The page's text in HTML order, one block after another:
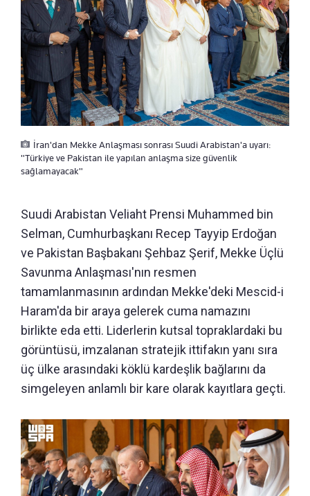
İran'dan Mekke Anlaşması sonrası Suudi Arabistan'a uyarı:
"Türkiye ve Pakistan ile yapılan anlaşma size güvenlik
sağlamayacak"
Suudi Arabistan Veliaht Prensi Muhammed bin
Selman, Cumhurbaşkanı Recep Tayyip Erdoğan
ve Pakistan Başbakanı Şehbaz Şerif, Mekke Üçlü
Savunma Anlaşması'nın resmen
tamamlanmasının ardından Mekke'deki Mescid-i
Haram'da bir araya gelerek cuma namazını
birlikte eda etti. Liderlerin kutsal topraklardaki bu
görüntüsü, imzalanan stratejik ittifakın yanı sıra
üç ülke arasındaki köklü kardeşlik bağlarını da
simgeleyen anlamlı bir kare olarak kayıtlara geçti.